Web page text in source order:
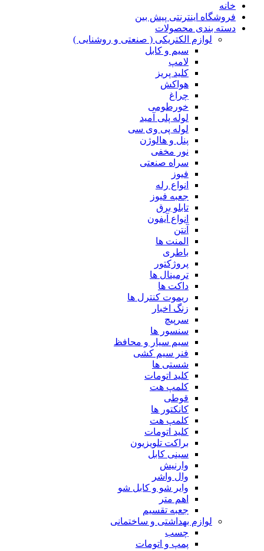
خانه
فروشگاه اینترنتی پیش بین
دسته بندی محصولات
لوازم الکتریکی ( صنعتی و روشنایی )
سیم و کابل
لامپ
کلید پریز
هواکش
چراغ
خورطومی
لوله پلی آمید
لوله پی وی سی
پنل و هالوژن
نور مخفی
سراه صنعتی
فیوز
انواع رله
جعبه فیوز
تابلو برق
انواع آیفون
آنتن
المنت ها
باطری
پروژکتور
ترمینال ها
داکت ها
ریموت کنترل ها
زنگ اخبار
سرپیچ
سنسور ها
سیم سیار و محافظ
فنر سیم کشی
شستی ها
کلید اتومات
کلمپ هت
قوطی
کانکتور ها
کلمپ هت
کلید اتومات
براکت تلویزیون
سینی کابل
وارنیش
وال واشر
وایر شو و کابل شو
اهم متر
جعبه تقسیم
لوازم بهداشتی و ساختمانی
چسب
پمپ و اتومات